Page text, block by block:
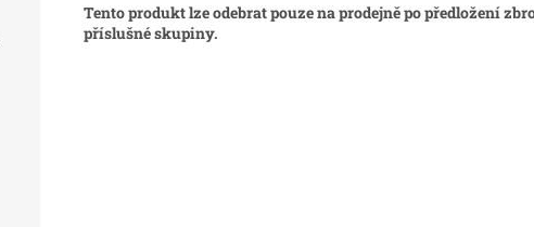
Tento produkt lze odebrat pouze na prodejně po předložení
příslušné skupiny.